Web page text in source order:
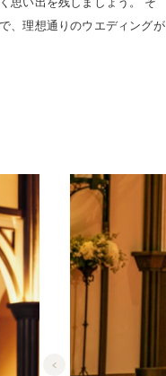
、理想通りのウエディングが